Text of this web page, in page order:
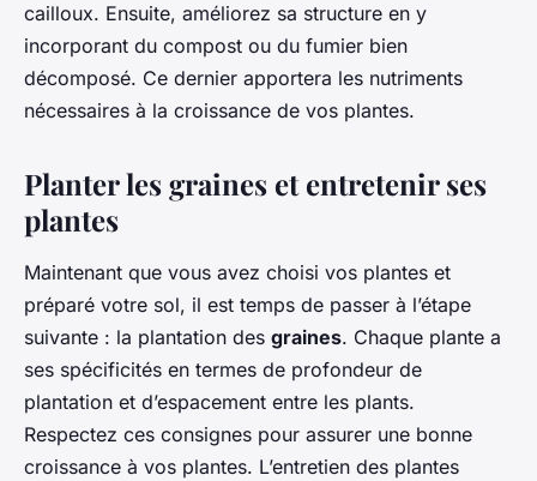
cailloux. Ensuite, améliorez sa structure en y
incorporant du compost ou du fumier bien
décomposé. Ce dernier apportera les nutriments
nécessaires à la croissance de vos plantes.
Planter les graines et entretenir ses
plantes
Maintenant que vous avez choisi vos plantes et
préparé votre sol, il est temps de passer à l’étape
suivante : la plantation des graines. Chaque plante a
ses spécificités en termes de profondeur de
plantation et d’espacement entre les plants.
Respectez ces consignes pour assurer une bonne
croissance à vos plantes. L’entretien des plantes